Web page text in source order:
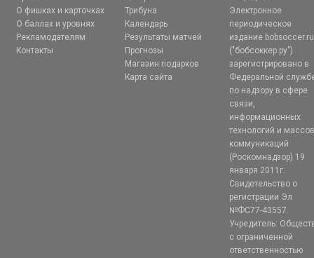
О фишках и карточках
О баллах и уровнях
Рекламодателям
Контакты
Трибуна
Календарь
Результаты матчей
Прогнозы
Магазин подарков
Карта сайта
Электронное
периодическое
издание bobsoccer.ru
("бобсоккер.ру")
зарегистрировано в
Федеральной
по надзору в сфере
связи,
информационных
технологий и
коммуникаций
(Роскомнадзор) 19
января 2011г.
Свидетельство о
регистрации Эл
№ФС77-43557.
Учредитель:
с ограниченной
ответственностью